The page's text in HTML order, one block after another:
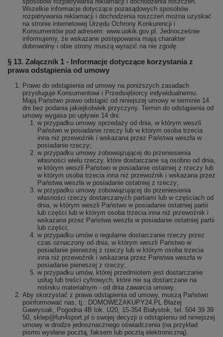
Wszelkie informacje dotyczące pozasądowych sposobów
rozpatrywania reklamacji i dochodzenia roszczeń można uzyskać
na stronie internetowej Urzędu Ochrony Konkurencji i
Konsumentów pod adresem: www.uokik.gov.pl. Jednocześnie
informujemy, że wskazane postępowania mają charakter
dobrowolny i obie strony muszą wyrazić na nie zgodę.
§ 13. Załącznik 1 - Informacje dotyczące korzystania z
prawa odstąpienia od umowy
Prawo do odstąpienia od umowy na poniższych zasadach
przysługuje Konsumentowi i Przedsiębiorcy indywidualnemu.
Mają Państwo prawo odstąpić od niniejszej umowy w terminie 14
dni bez podania jakiejkolwiek przyczyny. Termin do odstąpienia od
umowy wygasa po upływie 14 dni:
w przypadku umowy sprzedaży od dnia, w którym weszli
Państwo w posiadanie rzeczy lub w którym osoba trzecia
inna niż przewoźnik i wskazana przez Państwa weszła w
posiadanie rzeczy;
w przypadku umowy zobowiązującej do przeniesienia
własności wielu rzeczy, które dostarczane są osobno od dnia,
w którym weszli Państwo w posiadanie ostatniej z rzeczy lub
w którym osoba trzecia inna niż przewoźnik i wskazana przez
Państwa weszła w posiadanie ostatniej z rzeczy;
w przypadku umowy zobowiązującej do przeniesienia
własności rzeczy dostarczanych partiami lub w częściach od
dnia, w którym weszli Państwo w posiadanie ostatniej partii
lub części lub w którym osoba trzecia inna niż przewoźnik i
wskazana przez Państwa weszła w posiadanie ostatniej partii
lub części;
w przypadku umów o regularne dostarczanie rzeczy przez
czas oznaczony od dnia, w którym weszli Państwo w
posiadanie pierwszej z rzeczy lub w którym osoba trzecia
inna niż przewoźnik i wskazana przez Państwa weszła w
posiadanie pierwszej z rzeczy;
w przypadku umów, której przedmiotem jest dostarczanie
usług lub treści cyfrowych, które nie są dostarczane na
nośniku materialnym - od dnia zawarcia umowy.
Aby skorzystać z prawa odstąpienia od umowy, muszą Państwo
poinformować nas, tj.: DOMOWEZAKUPY24.PL Błażej
Gawrysiak, Pogodna 4B lok. U20, 15-354 Białystok, tel. 504 39 39
50, sklep@fun4sport.pl o swojej decyzji o odstąpieniu od niniejszej
umowy w drodze jednoznacznego oświadczenia (na przykład
pismo wysłane pocztą, faksem lub pocztą elektroniczną).